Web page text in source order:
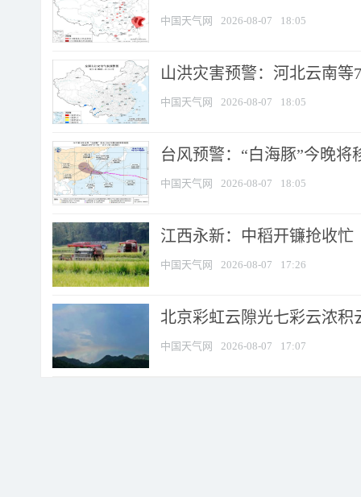
中国天气网 2026-08-07 18:05
山洪灾害预警：河北云南
中国天气网 2026-08-07 18:05
台风预警：“白海豚”今晚将
中国天气网 2026-08-07 18:05
江西永新：中稻开镰抢收忙
中国天气网 2026-08-07 17:26
北京彩虹云隙光七彩云浓积
中国天气网 2026-08-07 17:07